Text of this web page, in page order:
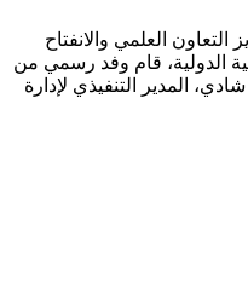
العلمي والانفتاح
الدولية، قام وفد رسمي من
المدير التنفيذي لإدارة